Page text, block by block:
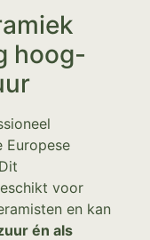
hoog-
Europese
voor
en kan
én als